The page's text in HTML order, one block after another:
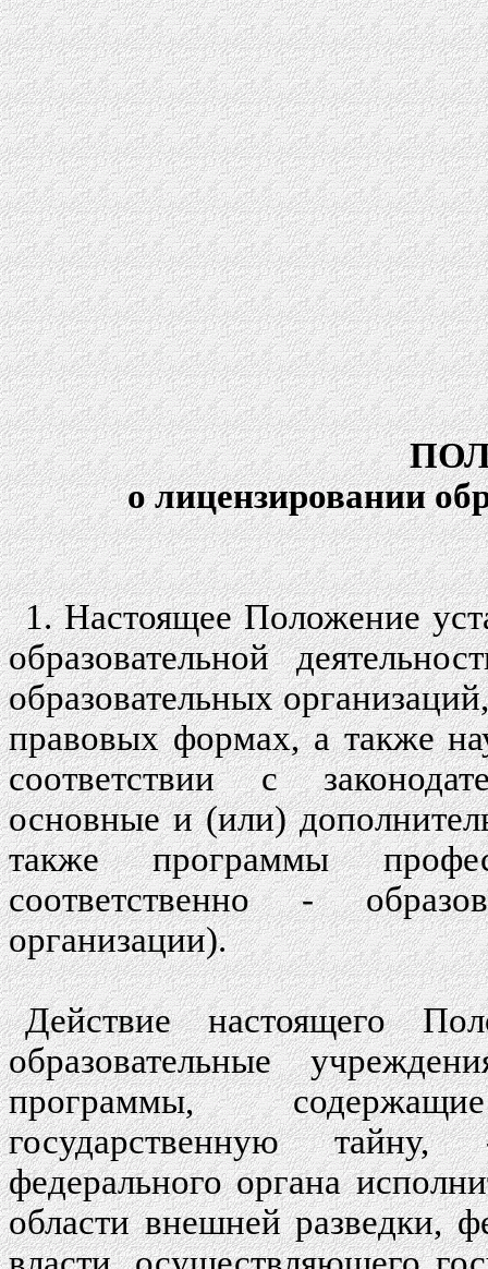
о лицензировании
1. Настоящее Положение
образовательной
образовательных
правовых формах, а также
соответствии с
основные и (или)
также программы
соответственно -
организации).
Действие настоящего
образовательные
программы,
государственную тайну,
федерального органа
области внешней разведки,